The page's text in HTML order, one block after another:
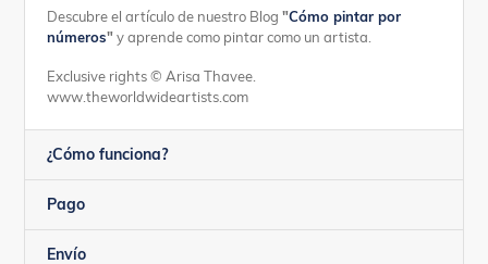
Descubre el artículo de nuestro Blog "Cómo pintar por
números"y aprende como pintar como un artista.
Exclusive rights © Arisa Thavee.
www.theworldwideartists.com
¿Cómo funciona?
Pago
Envío